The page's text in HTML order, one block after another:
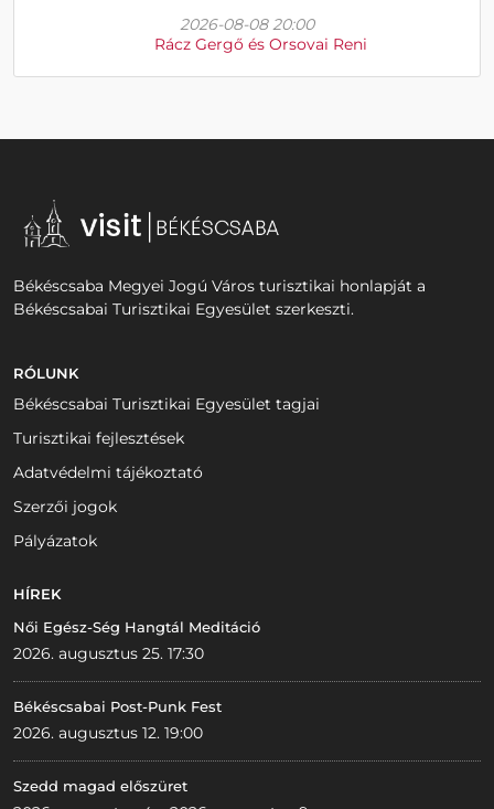
2026-08-08 20:00
Rácz Gergő és Orsovai Reni
Békéscsaba Megyei Jogú Város turisztikai honlapját a
Békéscsabai Turisztikai Egyesület szerkeszti.
RÓLUNK
Békéscsabai Turisztikai Egyesület tagjai
Turisztikai fejlesztések
Adatvédelmi tájékoztató
Szerzői jogok
Pályázatok
HÍREK
Női Egész-Ség Hangtál Meditáció
2026. augusztus 25. 17:30
Békéscsabai Post-Punk Fest
2026. augusztus 12. 19:00
Szedd magad előszüret